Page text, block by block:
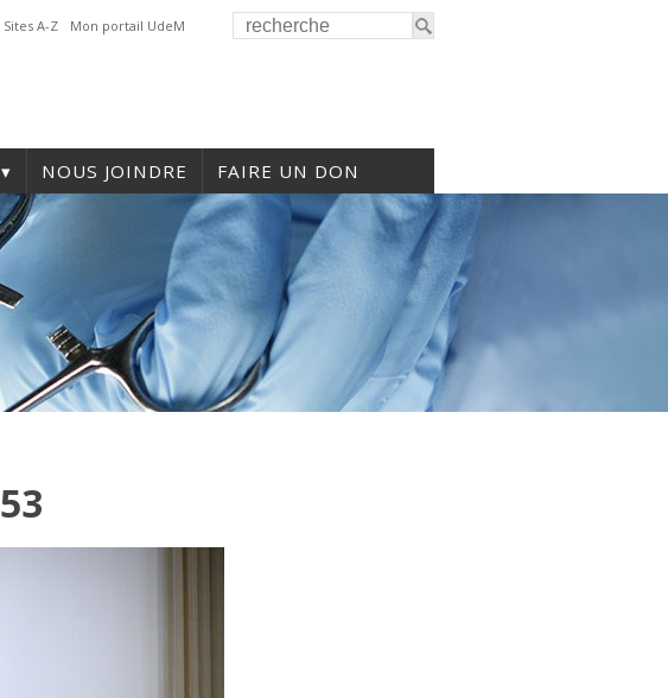
Sites A-Z Mon portail UdeM
NOUS JOINDRE FAIRE UN DON